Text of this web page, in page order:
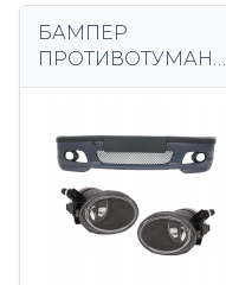
БАМПЕР
ПРОТИВОТУМАНК
KOMB